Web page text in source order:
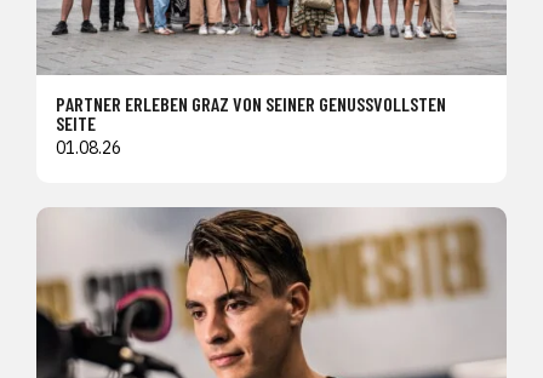
PARTNER ERLEBEN GRAZ VON SEINER GENUSSVOLLSTEN
SEITE
01.08.26